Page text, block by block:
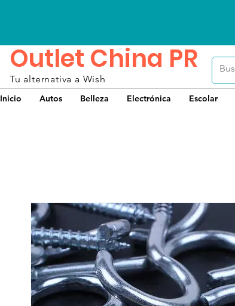
Outlet China PR
Tu alternativa a Wish
Inicio Autos Belleza Electrónica Escolar